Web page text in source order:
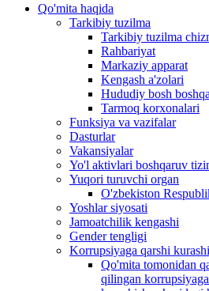
Qo'mita haqida
Tarkibiy tuzilma
Tarkibiy tuzilma
Rahbariyat
Markaziy apparat
Kengash a'zolari
Hududiy bosh
Tarmoq korxonalari
Funksiya va vazifalar
Dasturlar
Vakansiyalar
Yo'l aktivlari boshqaruv
Yuqori turuvchi organ
O'zbekiston
Yoshlar siyosati
Jamoatchilik kengashi
Gender tengligi
Korrupsiyaga qarshi
Qo'mita tomonidan
qilingan